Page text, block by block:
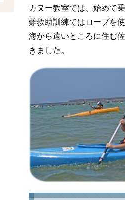
カヌー教室では、始めて
難救助訓練ではロープを
海から遠いところに住む
きました。